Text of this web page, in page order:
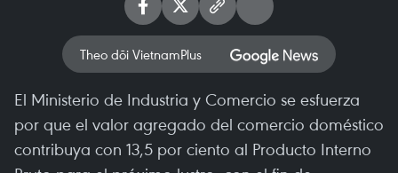
Theo dõi VietnamPlus
El Ministerio de Industria y Comercio se esfuerza
por que el valor agregado del comercio doméstico
contribuya con 13,5 por ciento al Producto Interno